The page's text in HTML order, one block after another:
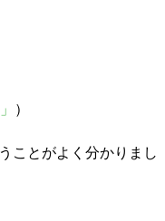
）
ことがよく分かりまし